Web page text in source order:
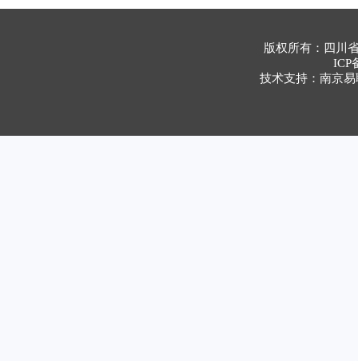
版权所有：四
ICP
技术支持：南京